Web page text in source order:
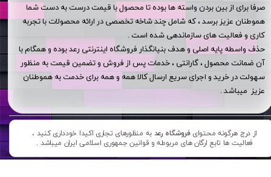
صرفا برای از بین بردن واسته ها بوده تا محصول با قیمت درست به دست شما
هموطنان عزیز برسد ، که شامل چند شاخه تخصصی در ارائه محصولات با تجربه
کاری و فعالیت های سازماندهی شده است .
حذف واسطه پایه اصلی و هدف بنیانگذار فروشگاه اینترنتی رعد بوده و همگام با
آن ضمانت محصول ، گارانتی ، خدمات پس از فروش و تضمین قیمت به منظور
سهولت در خرید و اجرای سریع ارسال کالا همه و همه برای خدمت به هموطنان
عزیز میباشد .
از درج هرگونه محتوایفروشگاه رعد به منظورهای تجاری اکیدا خودداری کنید ،
فعالیت ها تابع ارگان های مربوطه و قوانین جمهوری اسلامی ایران میباشد .​​​​​​​